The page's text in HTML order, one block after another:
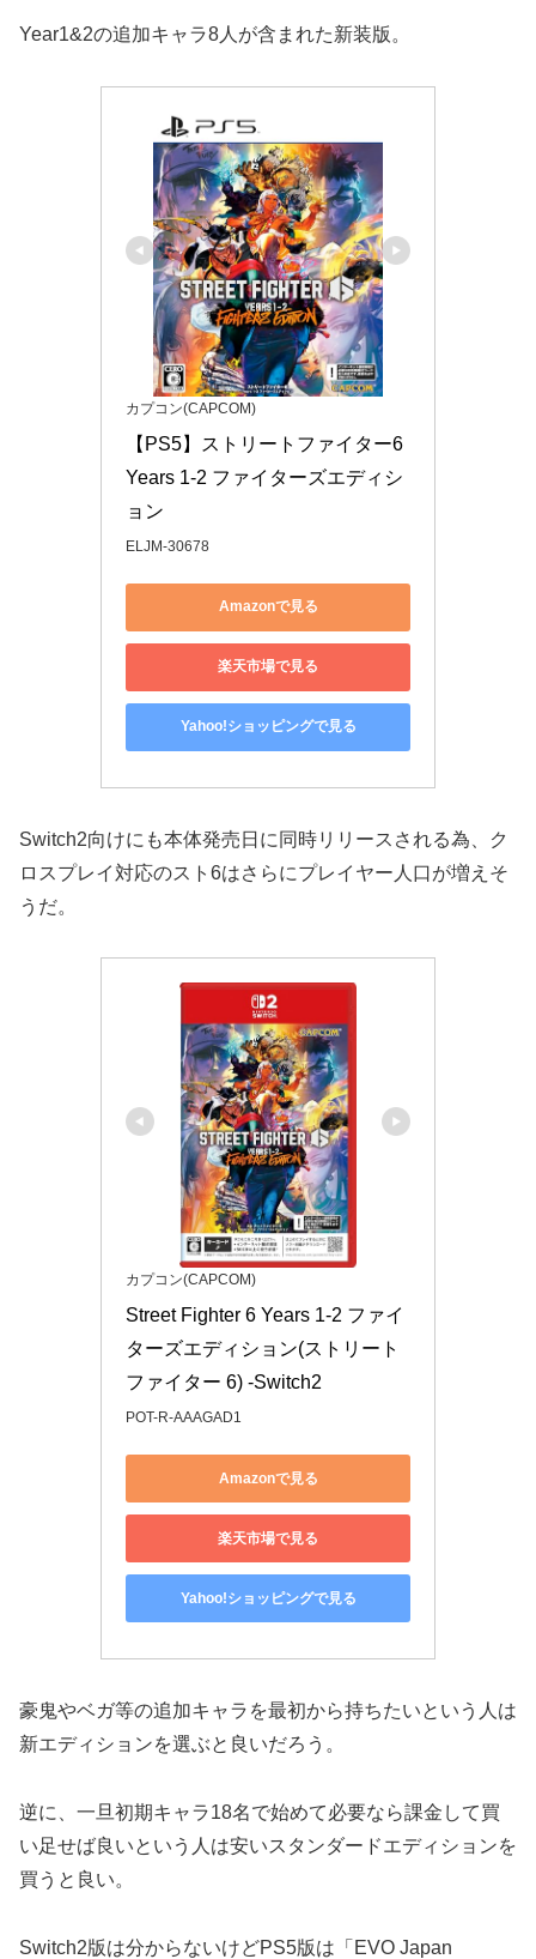
Year1&2の追加キャラ8人が含まれた新装版。
カプコン(CAPCOM)
【PS5】ストリートファイター6
Years 1-2 ファイターズエディシ
ョン
ELJM-30678
Amazonで見る
楽天市場で見る
Yahoo!ショッピングで見る
Switch2向けにも本体発売日に同時リリースされる為、ク
ロスプレイ対応のスト6はさらにプレイヤー人口が増えそ
うだ。
カプコン(CAPCOM)
Street Fighter 6 Years 1-2 ファイ
ターズエディション(ストリート
ファイター 6) -Switch2
POT-R-AAAGAD1
Amazonで見る
楽天市場で見る
Yahoo!ショッピングで見る
豪鬼やベガ等の追加キャラを最初から持ちたいという人は
新エディションを選ぶと良いだろう。
逆に、一旦初期キャラ18名で始めて必要なら課金して買
い足せば良いという人は安いスタンダードエディションを
買うと良い。
Switch2版は分からないけどPS5版は「EVO Japan